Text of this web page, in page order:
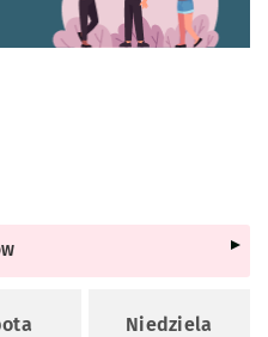
się w nowej karcie
Niedziela